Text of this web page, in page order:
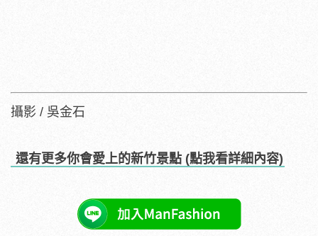
攝影 / 吳金石
還有更多你會愛上的新竹景點 (點我看詳細內容)